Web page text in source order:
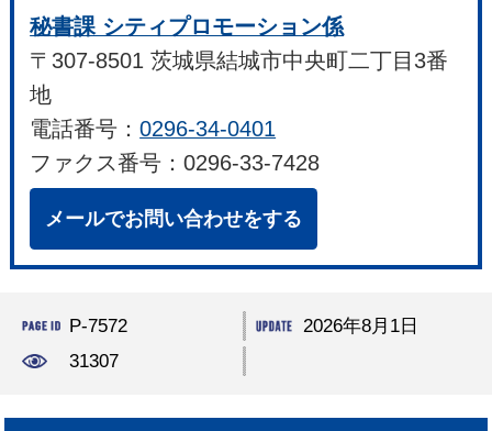
秘書課 シティプロモーション係
〒307-8501 茨城県結城市中央町二丁目3番
地
電話番号：0296-34-0401
ファクス番号：0296-33-7428
メールでお問い合わせをする
P-7572
2026年8月1日
31307